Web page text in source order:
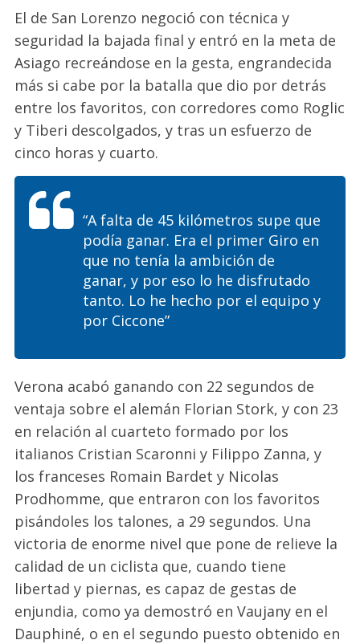
El de San Lorenzo negoció con técnica y
seguridad la bajada final y entró en la meta de
Asiago recreándose en la gesta, engrandecida
más si cabe por la batalla que dio por detrás
entre los favoritos, con corredores como Roglic
y Tiberi descolgados, y tras un esfuerzo de
cinco horas y cuarto.
“A falta de 45 kilómetros supe que
podía ganar. Era el primer Giro en
que no tenía la ambición de
ganar, y por eso lo he disfrutado
tanto. Lo he hecho por el equipo y
por Ciccone”
Verona acabó ganando con 22 segundos de
ventaja sobre el alemán Florian Stork, y con 23
en relación al cuarteto formado por los
italianos Cristian Scaronni y Filippo Zanna, y
los franceses Romain Bardet y Nicolas
Prodhomme, que entraron con los favoritos
pisándoles los talones, a 29 segundos. Una
victoria de enorme nivel que pone de relieve la
calidad de un ciclista que, cuando tiene
libertad y piernas, es capaz de gestas de
enjundia, como ya demostró en Vaujany en el
Dauphiné, o en el segundo puesto obtenido en